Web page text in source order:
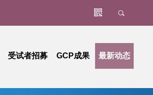
受试者招募 GCP成果 最新动态